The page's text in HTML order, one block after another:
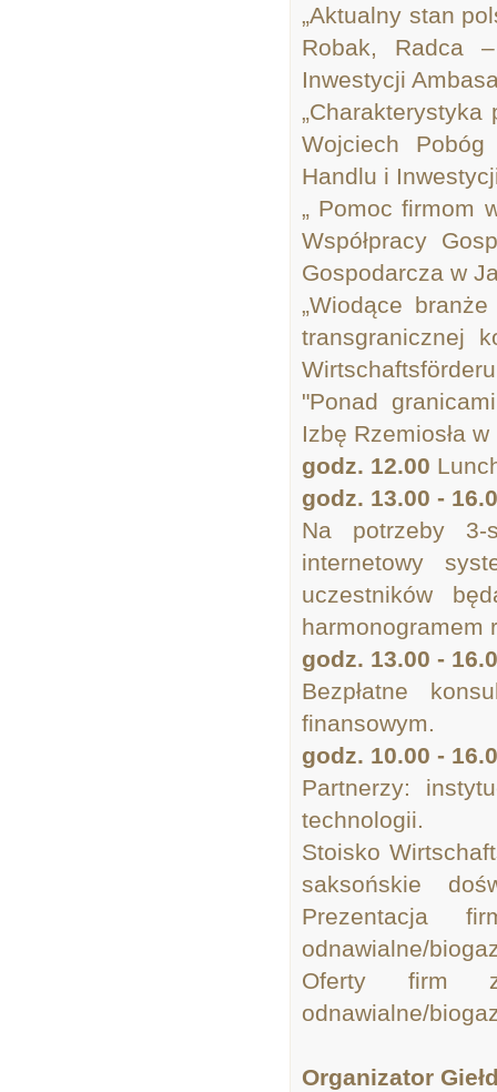
„Aktualny stan
Robak, Radca
Inwestycji
„Charakterystyka
Wojciech
Handlu i
„ Pomoc firmom
Współpracy
Gospodarcza w
„Wiodące
transgranicznej
"Ponad
Izbę Rzemiosła
godz. 12.00
godz. 13.00 -
Na potrzeby 3-
internetowy
uczestników
harmonogramem
godz. 13.00 -
Bezpłatne
finansowym.
godz. 10.00 -
Partnerzy:
technologii.
Stoisko
saksońskie
Prezentacja
odnawialne/
Oferty firm z
odnawialne/
Organizator